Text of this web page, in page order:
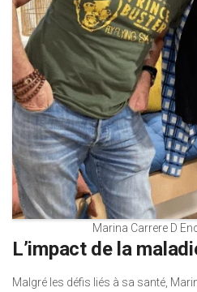
Marina Carrere D
L’impact de la
Malgré les défis liés à sa santé,